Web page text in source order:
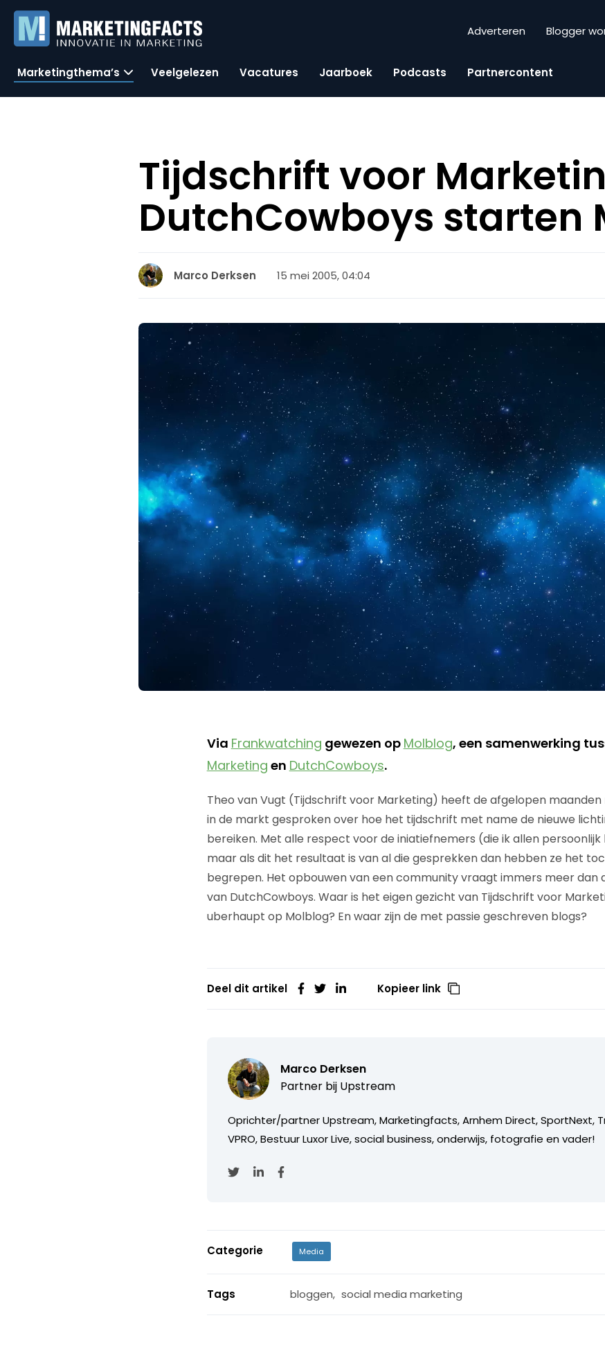
Adverteren Blogger
Marketingthema’s Veelgelezen Vacatures Jaarboek Podcasts Partnercontent
Tijdschrift voor
DutchCowboys starten
Marco Derksen 15 mei 2005, 04:04
Via Frankwatching gewezen op Molblog, een samenwerking
Marketing en DutchCowboys.
Theo van Vugt (Tijdschrift voor Marketing) heeft de afgelopen
in de markt gesproken over hoe het tijdschrift met name de nieuwe
bereiken. Met alle respect voor de iniatiefnemers (die ik allen
maar als dit het resultaat is van al die gesprekken dan hebben ze het
begrepen. Het opbouwen van een community vraagt immers meer dan
van DutchCowboys. Waar is het eigen gezicht van Tijdschrift voor
uberhaupt op Molblog? En waar zijn de met passie geschreven blogs?
Deel dit artikel Kopieer link
Marco Derksen
Partner bij Upstream
Oprichter/partner Upstream, Marketingfacts, Arnhem Direct, SportNext,
VPRO, Bestuur Luxor Live, social business, onderwijs, fotografie en vader!
Categorie Media
Tags bloggen, social media marketing